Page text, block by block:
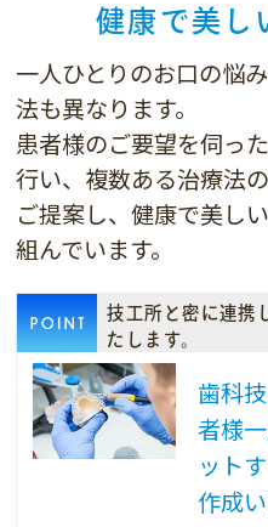
健康で美し
一人ひとりのお口の悩
法も異なります。
患者様のご要望を伺っ
行い、複数ある治療法
ご提案し、健康で美し
組んでいます。
技工所と密に連携
たします。
歯科
者様
ット
作成